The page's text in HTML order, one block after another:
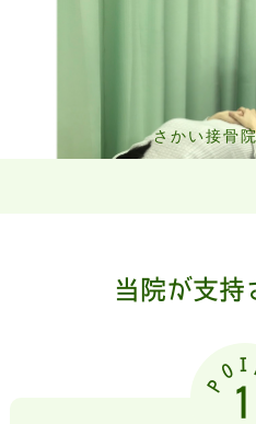
さかい接骨
当院が支持
P
O I
1